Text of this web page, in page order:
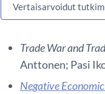
Vertaisarvoidut
Trade War and
Anttonen; Pasi
Negative